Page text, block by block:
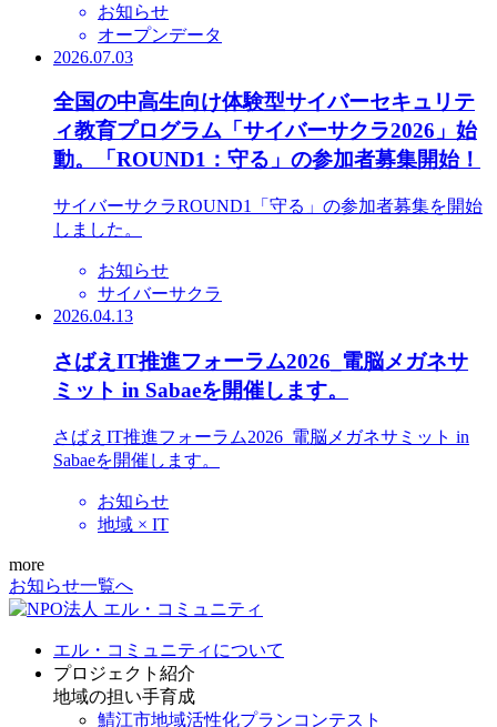
お知らせ
オープンデータ
2026.07.03
全国の中高生向け体験型サイバーセキュリテ
ィ教育プログラム「サイバーサクラ2026」始
動。「ROUND1：守る」の参加者募集開始！
サイバーサクラROUND1「守る」の参加者募集を開始
しました。
お知らせ
サイバーサクラ
2026.04.13
さばえIT推進フォーラム2026_電脳メガネサ
ミット in Sabaeを開催します。
さばえIT推進フォーラム2026_電脳メガネサミット in
Sabaeを開催します。
お知らせ
地域 × IT
more
お知らせ一覧へ
エル・コミュニティについて
プロジェクト紹介
地域の担い手育成
鯖江市地域活性化プランコンテスト